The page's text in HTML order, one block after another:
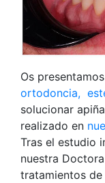
Os
ortodoncia,
solucionar
realizado en
Tras el estudio
nuestra
tratamientos